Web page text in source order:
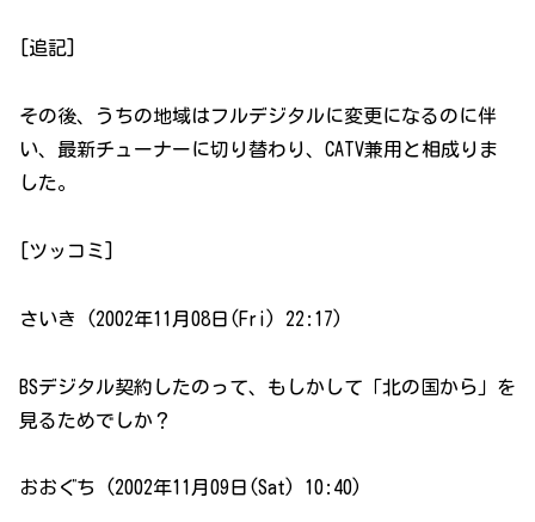
[追記]
その後、うちの地域はフルデジタルに変更になるのに伴
い、最新チューナーに切り替わり、CATV兼用と相成りま
した。
[ツッコミ]
さいき (2002年11月08日(Fri) 22:17)
BSデジタル契約したのって、もしかして「北の国から」を
見るためでしか？
おおぐち (2002年11月09日(Sat) 10:40)